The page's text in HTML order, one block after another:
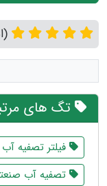
تگ های
فیلتر تصفیه آب
تصفیه آب